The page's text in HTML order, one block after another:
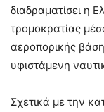
διαδραματίσει η
τρομοκρατίας
αεροπορικής
υφιστάμενη
Σχετικά με την